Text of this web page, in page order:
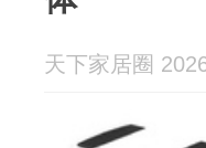
天下家居圈